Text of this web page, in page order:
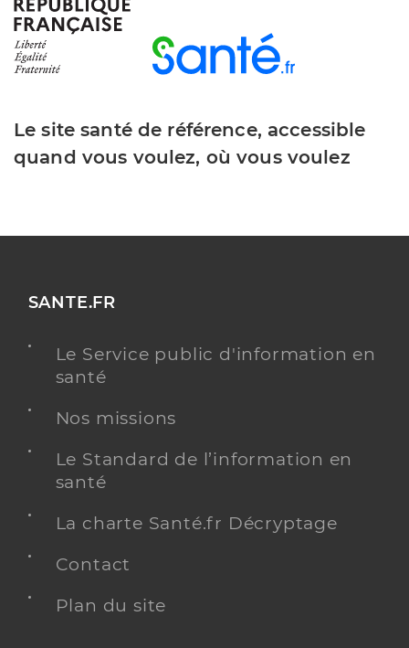
Le site santé de référence, accessible
quand vous voulez, où vous voulez
SANTE.FR
Le Service public d'information en
santé
Nos missions
Le Standard de l’information en
santé
La charte Santé.fr Décryptage
Contact
Plan du site